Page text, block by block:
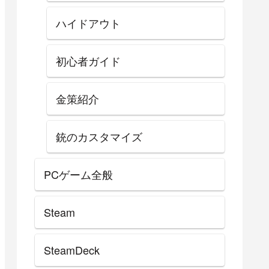
ハイドアウト
初心者ガイド
金策紹介
銃のカスタマイズ
PCゲーム全般
Steam
SteamDeck